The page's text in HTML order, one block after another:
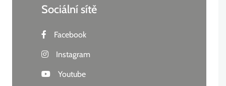
Sociální sítě
Facebook
Instagram
Youtube